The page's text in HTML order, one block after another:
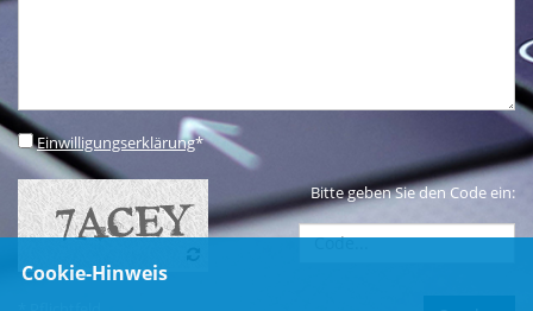
Einwilligungserklärung*
Bitte geben Sie den Code ein:
Cookie-Hinweis